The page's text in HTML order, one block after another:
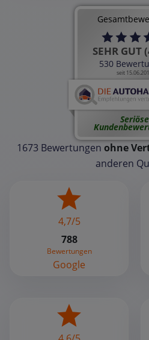
SEHR GUT
530
seit
Seriöse
1673 Bewertungen ohne
anderen
4,7/5
788
Bewertungen
Google